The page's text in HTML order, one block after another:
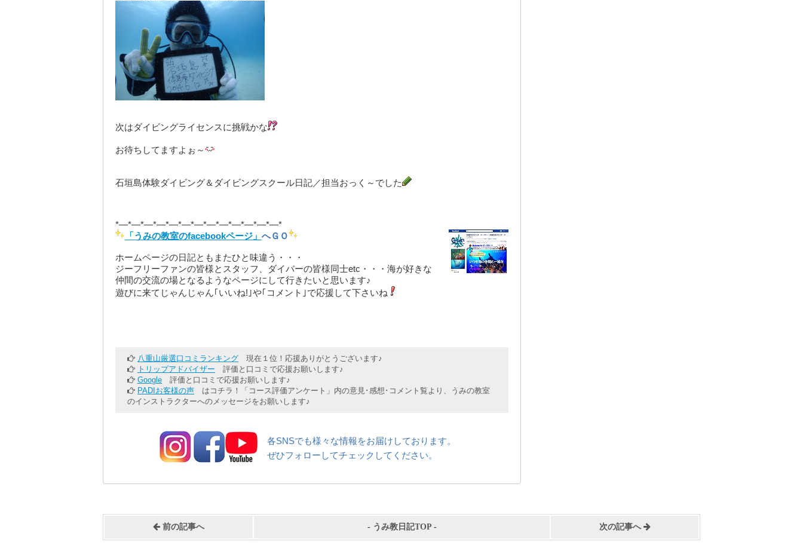
次はダイビングライセンスに挑戦かな
お待ちしてますよぉ～
石垣島体験ダイビング＆ダイビングスクール日記／担当おっく～でした
*—*—*—*—*—*—*—*—*—*—*—*—*—*
「うみの教室のfacebookページ」 へＧＯ
ホームページの日記ともまたひと味違う・・・
ジーフリーファンの皆様とスタッフ、ダイバーの皆様同士etc・・・海が好きな
仲間の交流の場となるようなページにして行きたいと思います♪
遊びに来てじゃんじゃん｢いいね!｣や｢コメント｣で応援して下さいね
八重山厳選口コミランキング 現在１位！応援ありがとうございます♪
トリップアドバイザー 評価と口コミで応援お願いします♪
Google 評価と口コミで応援お願いします♪
PADIお客様の声 はコチラ！「コース評価アンケート」内の意見･感想･コメント覧より、うみの教室
のインストラクターへのメッセージをお願いします♪
各SNSでも様々な情報をお届けしております。
ぜひフォローしてチェックしてください。
前の記事へ - うみ教日記TOP- 次の記事へ